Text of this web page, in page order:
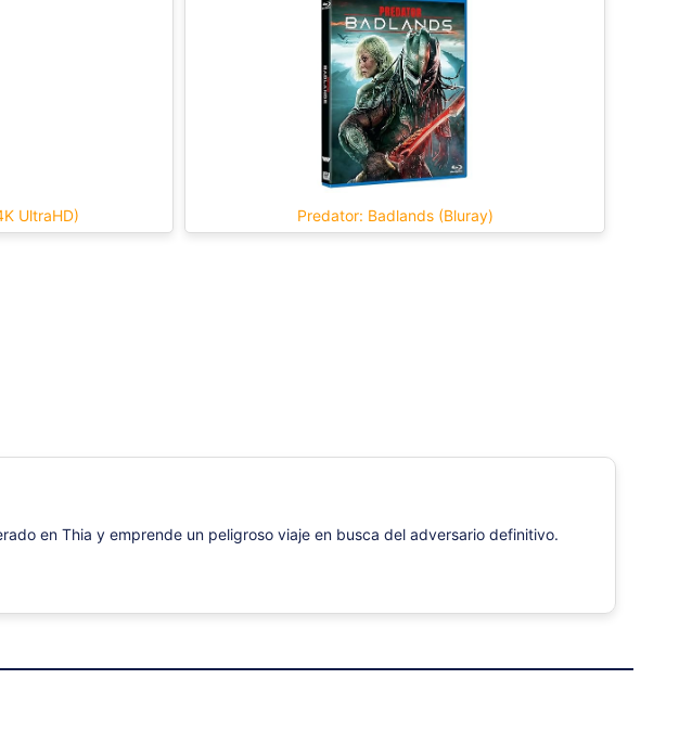
UltraHD) Predator: Badlands (Bluray)
en Thia y emprende un peligroso viaje en busca del adversario definitivo.